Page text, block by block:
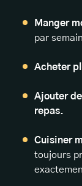
Manger
par
Acheter
Ajouter
repas.
Cuisiner
toujours